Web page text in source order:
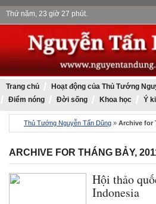
Thứ năm, 23 giờ 27 phút.
Trang chủ Hoạt động của Thủ Tướng
Điểm nóng
Đời sống Khoa học Ý
Thủ Tướng Nguyễn Tấn Dũng » Archive for
ARCHIVE FOR THÁNG BẢY,
Hội thảo
Indonesia